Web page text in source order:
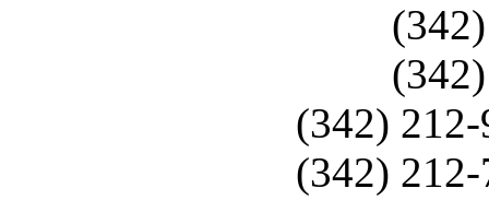
(342)
(342)